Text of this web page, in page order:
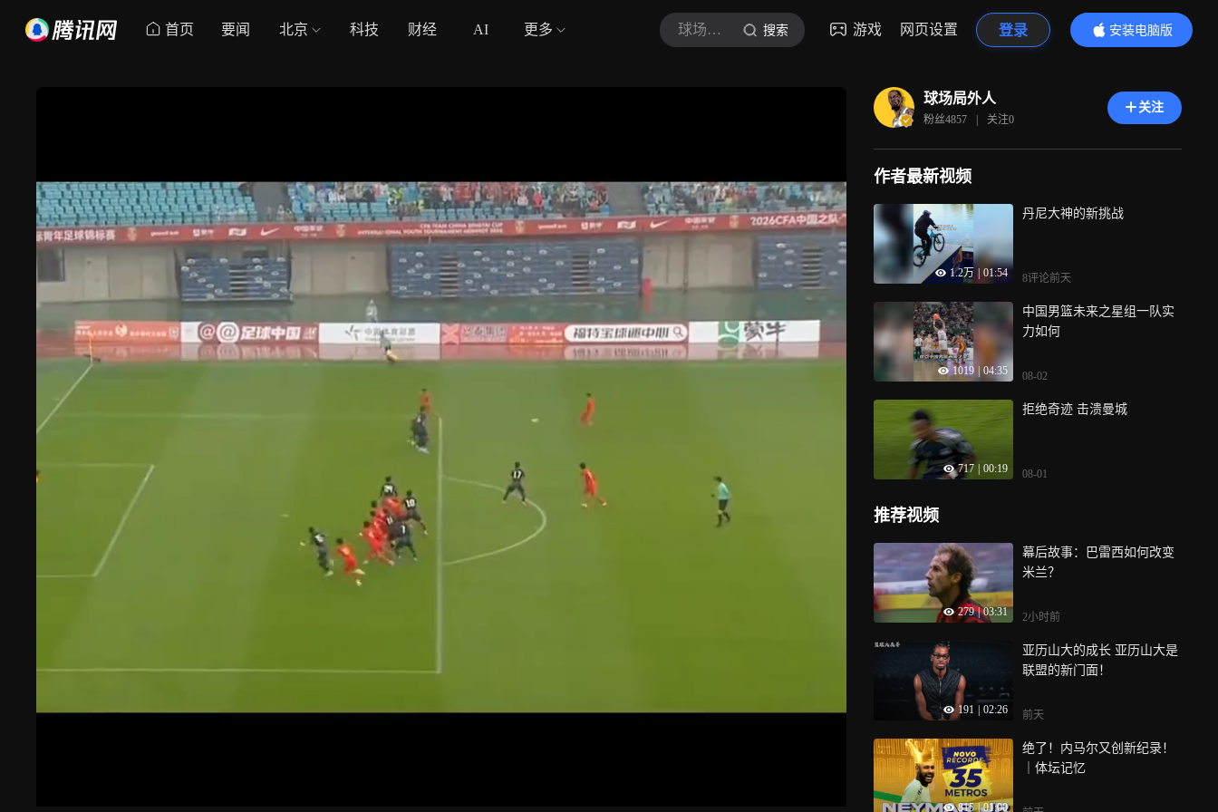
首页 要闻 北京 科技 财经 AI 更多 球场局外人 搜索 游戏 网页设置 登录
安装电脑版
内容更精彩
球场局外人
粉丝4857 | 关注0
关注
作者最新视频
1.2万 01:54
丹尼大神的新挑战
8评论前天
1019 04:35
中国男篮未来之星组一队实
力如何
08-02
717 00:19
拒绝奇迹 击溃曼城
08-01
推荐视频
279 | 03:31
幕后故事：巴雷西如何改变
米兰？
2小时前
191 02:26
亚历山大的成长 亚历山大是
联盟的新门面！
前天
815 | 01:00
绝了！内马尔又创新纪录！
｜体坛记忆